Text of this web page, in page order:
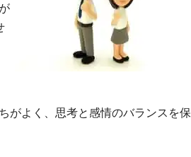
がよく、思考と感情のバランスを保